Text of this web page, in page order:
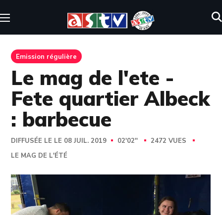
Emission régulière
Le mag de l'ete -
Fete quartier Albeck
: barbecue
DIFFUSÉE LE LE 08 JUIL. 2019 02'02''
2472 VUES
LE MAG DE L'ÉTÉ